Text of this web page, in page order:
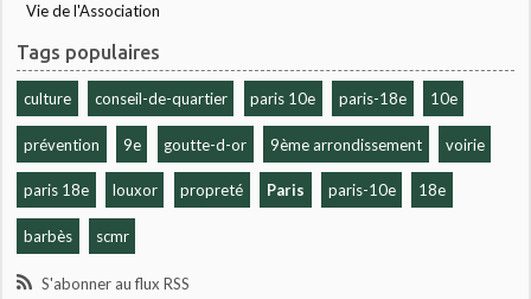
Vie de l'Association
Tags populaires
culture conseil-de-quartier paris 10e paris-18e 10e
prévention 9e goutte-d-or 9ème arrondissement voirie
paris 18e louxor propreté Paris paris-10e 18e
barbès scmr
S'abonner au flux RSS